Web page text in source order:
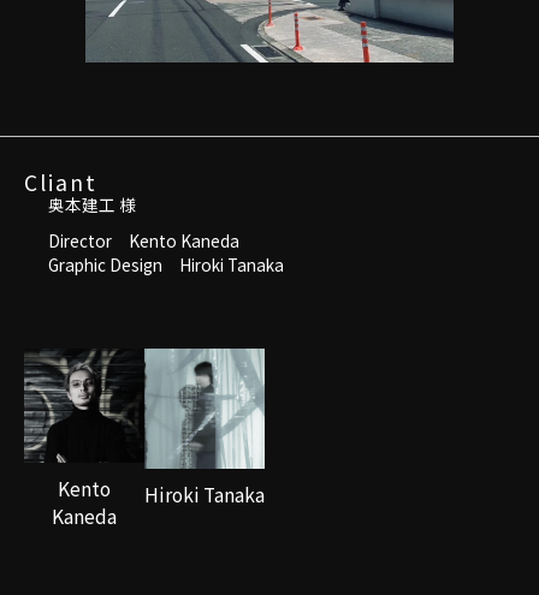
Cliant
奥本建工 様
Director Kento Kaneda
Graphic Design Hiroki Tanaka
Kento
Kaneda
Hiroki Tanaka